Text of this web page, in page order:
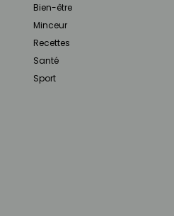
Bien-être
Minceur
Recettes
Santé
Sport